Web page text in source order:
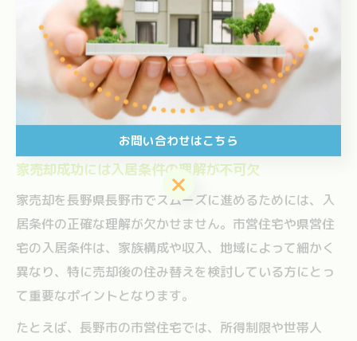
生活への移行がスムーズに進みます。
入居条件確認が家売却成功の鍵となる
理由
家売却成功には入居条件の理解が不可欠
家売却を長野県長野市でスムーズに進めるためには、入
居条件の正確な理解が欠かせません。市営住宅や県営住
宅の入居条件は、家族構成や収入、地域によって細かく
異なり、特に売却後の住み替えを検討している方にとっ
て重要なポイントとなります。
たとえば、長野市の市営住宅では、所得制限や世帯人
お問い合わせはこちら
お問い合わせはこちら